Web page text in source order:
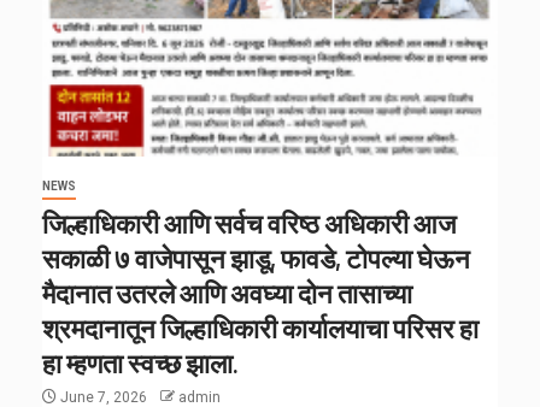
NEWS
जिल्हाधिकारी आणि सर्वच वरिष्ठ अधिकारी आज
सकाळी ७ वाजेपासून झाडू, फावडे, टोपल्या घेऊन
मैदानात उतरले आणि अवघ्या दोन तासाच्या
श्रमदानातून जिल्हाधिकारी कार्यालयाचा परिसर हा
हा म्हणता स्वच्छ झाला.
June 7, 2026 admin